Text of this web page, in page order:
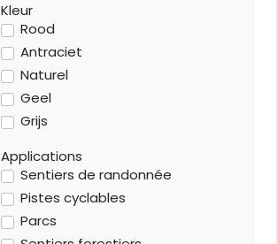
Kleur
Rood
Antraciet
Naturel
Geel
Grijs
Applications
Sentiers de randonnée
Pistes cyclables
Parcs